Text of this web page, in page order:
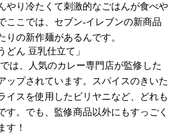
やり冷たくて刺激的なごはんが食べや
ここでは、セブン-イレブンの新商品
の新作麺があるんです。
どん 豆乳仕立て」
は、人気のカレー専門店が監修した
ップされています。スパイスのきいた
イスを使用したビリヤニなど、どれも
す。でも、監修商品以外にもすっごく
す！